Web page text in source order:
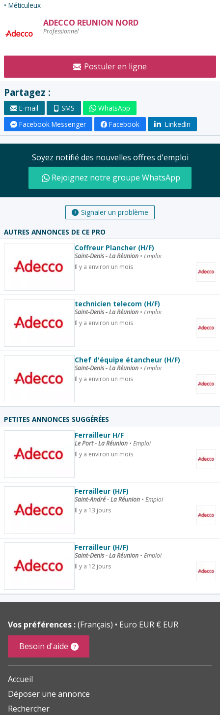
• Méticuleux
l'annonceur
ADECCO REUNION NORD
Professionnel
Postuler en ligne
Partagez :
E-mail SMS
WhatsApp
Facebook Messenger
Facebook LinkedIn
Soyez notifié des nouvelles offres d'emploi
Rejoignez notre groupe WhatsApp
Signaler un problème
AUTRES ANNONCES DE CE PRO
Coffreur Plancher (H/F)
Saint-Denis - La Réunion • Emploi
Il y a environ un mois
technicien telecom (H/F)
Saint-Denis - La Réunion • Emploi
Il y a environ un mois
Chef d'équipe étancheur (H/F)
Saint-Denis - La Réunion • Emploi
Il y a environ un mois
PETITES ANNONCES SUGGÉRÉES
Ferrailleur H/F
Le Port - La Réunion • Emploi
Il y a environ un mois
Ferrailleur (H/F)
Saint-André - La Réunion • Emploi
Il y a 13 jours
Ferrailleur (H/F)
Saint-Denis - La Réunion • Emploi
Il y a 12 jours
Vos préférences :(Français)
Euro EUR € EUR
Besoin d'aide
Accueil
Déposer une annonce
Rechercher